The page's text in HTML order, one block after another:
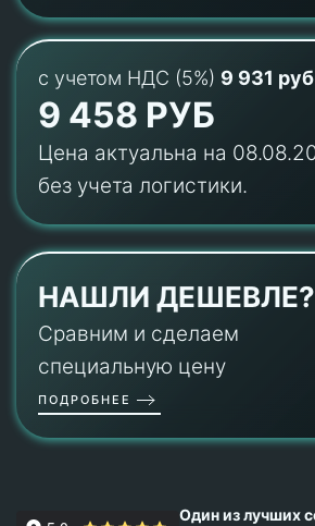
с учетом НДС (5%) 9 931 руб
9 458 РУБ
Цена актуальна на
без учета логистики.
НАШЛИ ДЕШЕВЛЕ?
Сравним и сделаем
специальную цену
ПОДРОБНЕЕ
Один из лучших